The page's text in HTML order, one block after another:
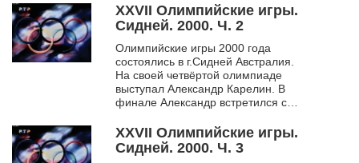
результате у Алек...
XXVII Олимпийские игры.
Сидней. 2000. Ч. 2
Олимпийские игры 2000 года
состоялись в г.Сидней Австралия.
На своей четвёртой олимпиаде
выступал Александр Карелин. В
финале Александр встретился с
результате у Алек...
XXVII Олимпийские игры.
Сидней. 2000. Ч. 3